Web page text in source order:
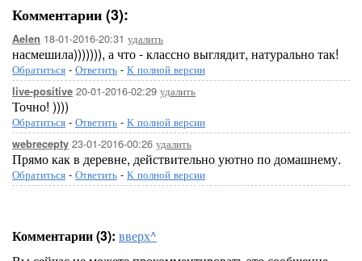
Комментарии (3):
Aelen 18-01-2016-20:31 удалить
насмешила))))))), а что - классно выглядит, натурально так!
Обратиться - Ответить - К полной версии
live-positive 20-01-2016-02:29 удалить
Точно! ))))
Обратиться - Ответить - К полной версии
webrecepty 23-01-2016-00:26 удалить
Прямо как в деревне, действительно уютно по домашнему.
Обратиться - Ответить - К полной версии
Комментарии (3): вверх^